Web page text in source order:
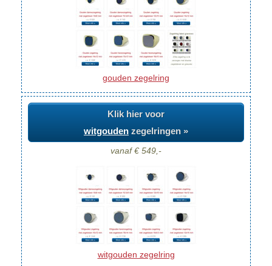
gouden zegelring
Klik hier voor
witgouden zegelringen »
vanaf € 549,-
witgouden zegelring